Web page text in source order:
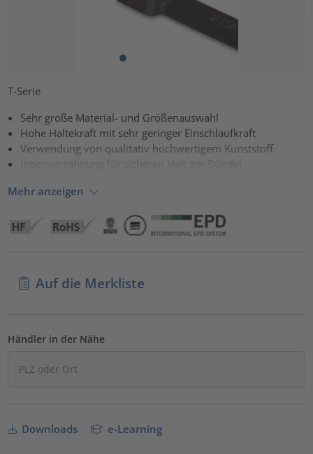
T-Serie
Sehr große Material- und Größenauswahl
Hohe Haltekraft mit sehr geringer Einschlaufkraft
Verwendung von qualitativ hochwertigem Kunststoff
Innenverzahnung für sicheren Halt am Bündel
Mehr anzeigen
Auf die Merkliste
Händler in der Nähe
Downloads e-Learning